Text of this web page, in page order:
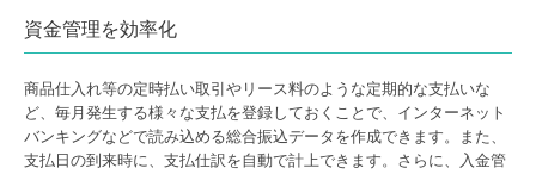
資金管理を効率化
商品仕入れ等の定時払い取引やリース料のような定期的な支払いな
ど、毎月発生する様々な支払を登録しておくことで、インターネット
バンキングなどで読み込める総合振込データを作成できます。また、
支払日の到来時に、支払仕訳を自動で計上できます。さらに、入金管